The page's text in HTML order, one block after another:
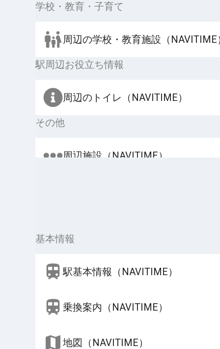
学校・教育・子育て
周辺の学校・教育施設（NAVITIME
駅周辺お役立ち情報
周辺のトイレ（NAVITIME）
その他
周辺施設（NAVITIME）
基本情報
駅基本情報（NAVITIME）
乗換案内（NAVITIME）
地図（NAVITIME）